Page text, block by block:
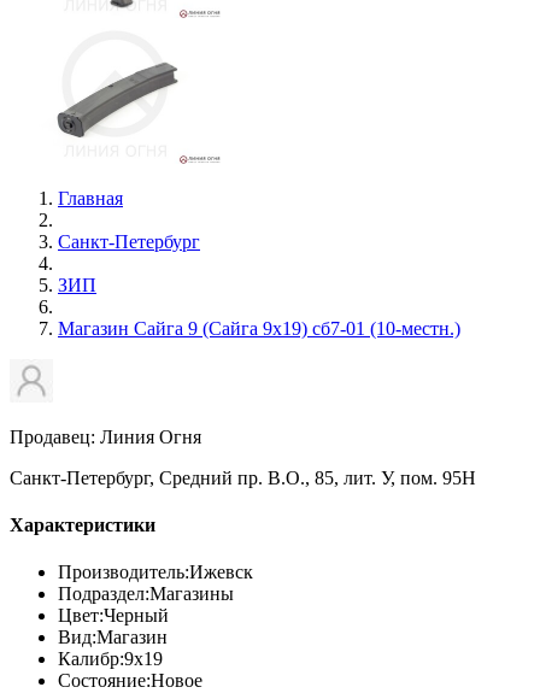
Главная
Санкт-Петербург
ЗИП
Магазин Сайга 9 (Сайга 9х19) сб7-01 (10-местн.)
Продавец: Линия Огня
Санкт-Петербург, Средний пр. В.О., 85, лит. У, пом. 95Н
Характеристики
Производитель:Ижевск
Подраздел:Магазины
Цвет:Черный
Вид:Магазин
Калибр:9х19
Состояние:Новое